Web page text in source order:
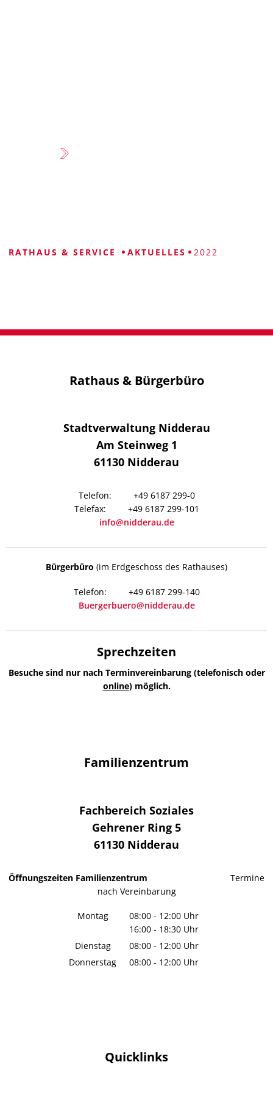
RATHAUS & SERVICE AKTUELLES 2022
Rathaus & Bürgerbüro
Stadtverwaltung Nidderau
Am Steinweg 1
61130 Nidderau
+49 6187 299-0
+49 6187 299-101
info@nidderau.de
Bürgerbüro (im Erdgeschoss des Rathauses)
+49 6187 299-140
Buergerbuero@nidderau.de
Sprechzeiten
Besuche sind nur nach Terminvereinbarung (telefonisch oder
online) möglich.
Familienzentrum
Fachbereich Soziales
Gehrener Ring 5
61130 Nidderau
Öffnungszeiten Familienzentrum Termine
nach Vereinbarung
Montag 08:00 - 12:00 Uhr
Von 08:00 bis 12:00 Uhr
16:00 - 18:30 Uhr
Von 16:00 bis 18:30 Uhr
Dienstag 08:00 - 12:00 Uhr
Von 08:00 bis 12:00 Uhr
Donnerstag 08:00 - 12:00 Uhr
Quicklinks